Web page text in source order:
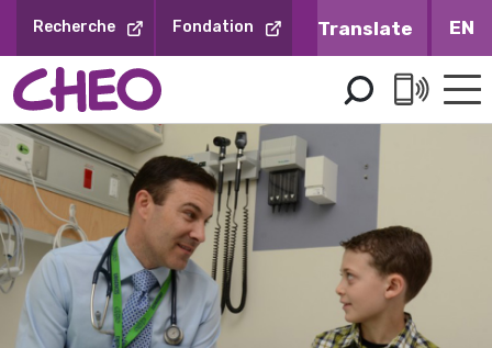
contenu
Recherche Fondation EN